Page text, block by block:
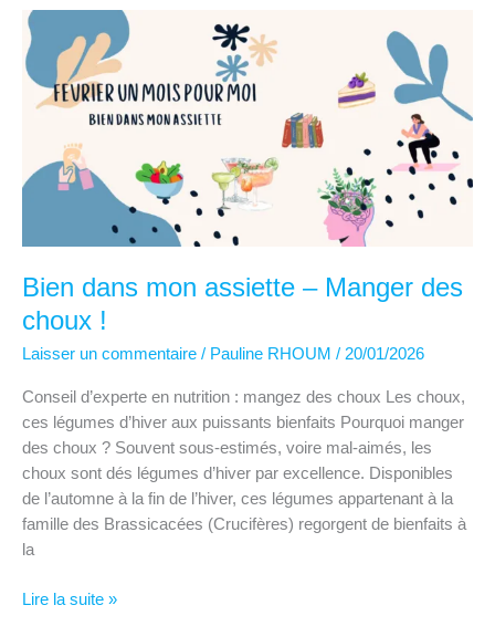
–
questions
sur
les
savez-
vous
fait
?
Bien dans mon assiette – Manger des
choux !
Laisser un commentaire / Pauline RHOUM / 20/01/2026
Conseil d’experte en nutrition : mangez des choux Les choux,
ces légumes d’hiver aux puissants bienfaits Pourquoi manger
des choux ? Souvent sous-estimés, voire mal-aimés, les
choux sont dés légumes d’hiver par excellence. Disponibles
de l’automne à la fin de l’hiver, ces légumes appartenant à la
famille des Brassicacées (Crucifères) regorgent de bienfaits à
la
Bien
Lire la suite »